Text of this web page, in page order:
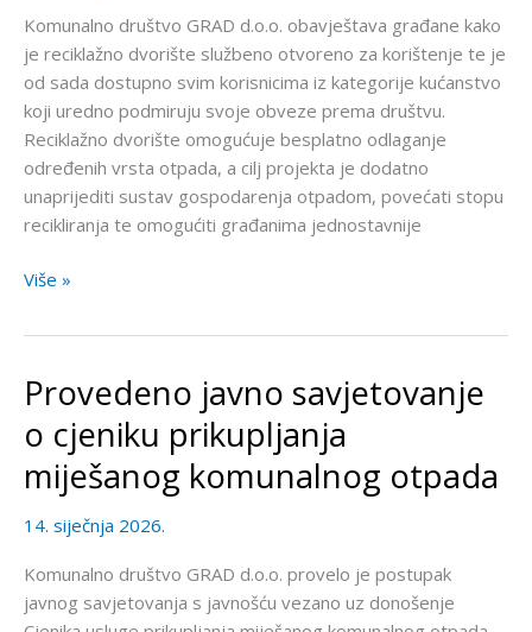
Komunalno društvo GRAD d.o.o. obavještava građane kako
je reciklažno dvorište službeno otvoreno za korištenje te je
od sada dostupno svim korisnicima iz kategorije kućanstvo
koji uredno podmiruju svoje obveze prema društvu.
Reciklažno dvorište omogućuje besplatno odlaganje
određenih vrsta otpada, a cilj projekta je dodatno
unaprijediti sustav gospodarenja otpadom, povećati stopu
recikliranja te omogućiti građanima jednostavnije
Grada
Supetra
Više »
Provedeno javno savjetovanje
o cjeniku prikupljanja
miješanog komunalnog otpada
14. siječnja 2026.
Komunalno društvo GRAD d.o.o. provelo je postupak
javnog savjetovanja s javnošću vezano uz donošenje
Provedeno
javno
savjetovanje
o
cjeniku
prikupljanja
komunalnog
otpada